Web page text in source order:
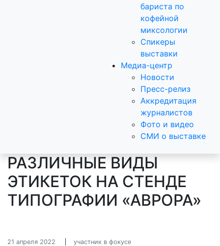
бариста по
кофейной
миксологии
Спикеры
выставки
Медиа-центр
Новости
Пресс-релиз
Аккредитация
журналистов
Фото и видео
СМИ о выставке
РАЗЛИЧНЫЕ ВИДЫ
ЭТИКЕТОК НА СТЕНДЕ
ТИПОГРАФИИ «АВРОРА»
21 апреля 2022 участник в фокусе